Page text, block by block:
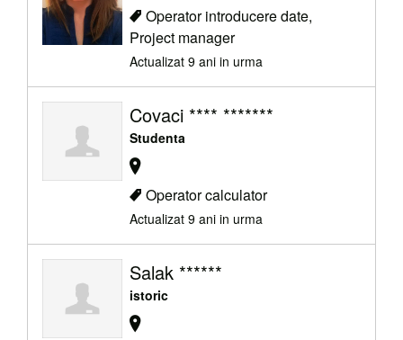
Operator introducere date,
Project manager
Actualizat 9 ani in urma
Covaci **** *******
Studenta
Operator calculator
Actualizat 9 ani in urma
Salak ******
istoric